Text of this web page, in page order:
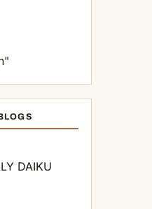
DAIKU